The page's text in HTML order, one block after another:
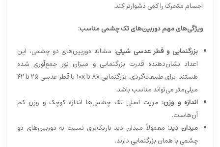
اجسام متحرک را کمی دشوارتر کند.
ویژگی‌های مهم دوربین‌های تک چشمی مناسب:
بزرگنمایی و قطر عدسی شیئی: مشابه دوربین‌های دو چشمی، این
اعداد نشان‌دهنده قدرت بزرگنمایی و میزان نور جمع‌آوری شده
هستند. برای طبیعت‌گردی، بزرگنمایی 8x تا 10x با قطر عدسی 25 تا 42
میلی‌متر می‌تواند مناسب باشد.
اندازه و وزن: مزیت اصلی تک چشمی‌ها اندازه کوچک و وزن کم
آن‌هاست.
میدان دید: معمولاً میدان دید باریک‌تری نسبت به دوربین‌های دو
چشمی با همان بزرگنمایی دارند.